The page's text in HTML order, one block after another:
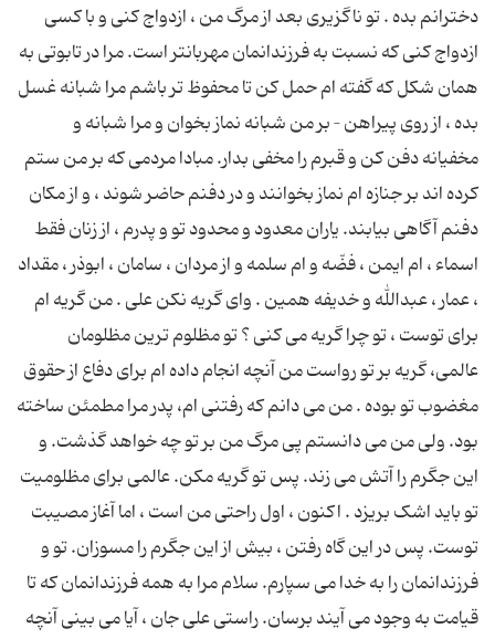
دخترانم بده . تو ناگزیری بعد از مرگ من ، ازدواج کنی و با کسی
ازدواج کنی که نسبت به فرزندانمان مهربانتر است. مرا در تابوتی به
همان شکل که گفته ام حمل کن تا محفوظ تر باشم مرا شبانه غسل
بده ، از روی پیراهن – بر من شبانه نماز بخوان و مرا شبانه و
مخفیانه دفن کن و قبرم را مخفی بدار. مبادا مردمی که بر من ستم
کرده اند بر جنازه ام نماز بخوانند و در دفنم حاضر شوند ، و از مکان
دفنم آگاهی بیابند. یاران معدود و محدود تو و پدرم ، از زنان فقط
اسماء ، ام ایمن ، فضّه و ام سلمه و از مردان ، سامان ، ابوذر ، مقداد
، عمار ، عبدالله و خدیفه همین . وای گریه نکن علی . من گریه ام
برای توست ، تو چرا گریه می کنی ؟ تو مظلوم ترین مظلومان
عالمی، گریه بر تو رواست من آنچه انجام داده ام برای دفاع از حقوق
مغضوب تو بوده . من می دانم که رفتنی ام، پدر مرا مطمئن ساخته
بود. ولی من می دانستم پی مرگ من بر تو چه خواهد گذشت. و
این جگرم را آتش می زند. پس تو گریه مکن. عالمی برای مظلومیت
تو باید اشک بریزد . اکنون ، اول راحتی من است ، اما آغاز مصیبت
توست. پس در این گاه رفتن ، بیش از این جگرم را مسوزان. تو و
فرزندانمان را به خدا می سپارم. سلام مرا به همه فرزندانمان که تا
قیامت به وجود می آیند برسان. راستی علی جان ، آیا می بینی آنچه